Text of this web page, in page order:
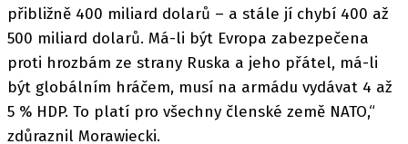
přibližně 400 miliard dolarů – a stále jí chybí 400 až
500 miliard dolarů. Má-li být Evropa zabezpečena
proti hrozbám ze strany Ruska a jeho přátel, má-li
být globálním hráčem, musí na armádu vydávat 4 až
5 % HDP. To platí pro všechny členské země NATO,“
zdůraznil Morawiecki.